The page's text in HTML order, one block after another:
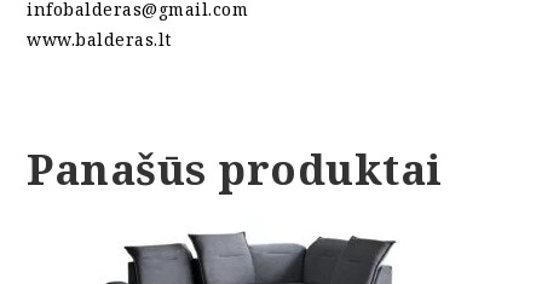
infobalderas@gmail.com
www.balderas.lt
Panašūs produktai